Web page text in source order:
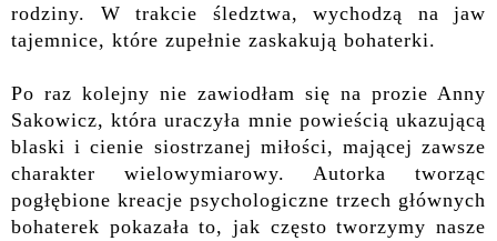
rodziny. W trakcie śledztwa, wychodzą na jaw
tajemnice, które zupełnie zaskakują bohaterki.
Po raz kolejny nie zawiodłam się na prozie Anny
Sakowicz, która uraczyła mnie powieścią ukazującą
blaski i cienie siostrzanej miłości, mającej zawsze
charakter wielowymiarowy. Autorka tworząc
pogłębione kreacje psychologiczne trzech głównych
bohaterek pokazałato, jak często tworzymy nasze